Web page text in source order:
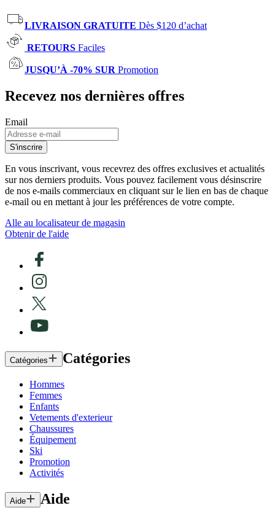
LIVRAISON GRATUITE Dès $120 d’achat
RETOURS Faciles
JUSQU’À -70% SUR Promotion
Recevez nos dernières offres
Email
S'inscrire
En vous inscrivant, vous recevrez des offres exclusives et actualités
sur nos derniers produits. Vous pouvez facilement vous désinscrire
de nos e-mails commerciaux en cliquant sur le lien en bas de chaque
e-mail ou en mettant à jour les préférences de votre compte.
Alle au localisateur de magasin
Obtenir de l'aide
Catégories Catégories
Hommes
Femmes
Enfants
Vetements d'exterieur
Chaussures
Équipement
Ski
Promotion
Activités
Aide Aide